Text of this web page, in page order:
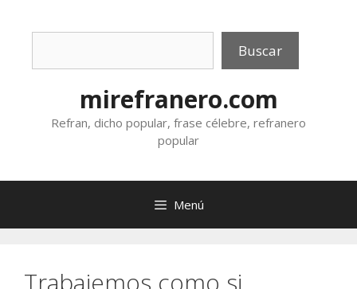
Buscar
mirefranero.com
Refran, dicho popular, frase célebre, refranero
popular
Menú
Trabajemos como si